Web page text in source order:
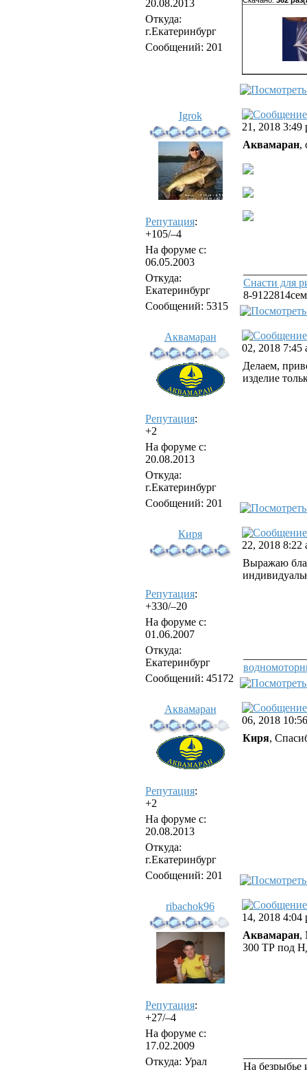
20.08.2013
Откуда:
г.Екатеринбург
Сообщений: 201
Igrok
Репутация:
+105/–4
На форуме с:
06.05.2003
Откуда:
Екатеринбург
Сообщений: 5315
21, 2018 3:49
Аквамаран,
Снасти для
8-
Аквамаран
Репутация:
+2
На форуме с:
20.08.2013
Откуда:
г.Екатеринбург
Сообщений: 201
02, 2018 7:45
Делаем,
изделие
Киря
Репутация:
+330/–20
На форуме с:
01.06.2007
Откуда:
Екатеринбург
Сообщений: 45172
22, 2018 8:22
Выражаю
Аквамаран
Репутация:
+2
На форуме с:
20.08.2013
Откуда:
г.Екатеринбург
Сообщений: 201
06, 2018
Киря,
ribachok96
Репутация:
+27/–4
На форуме с:
17.02.2009
Откуда: Урал
14, 2018 4:04
Аквамаран,
300 ТР под
На безрыбье